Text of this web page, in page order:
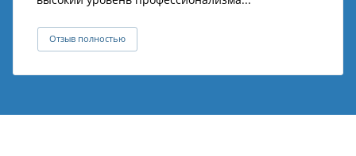
Отзыв полностью